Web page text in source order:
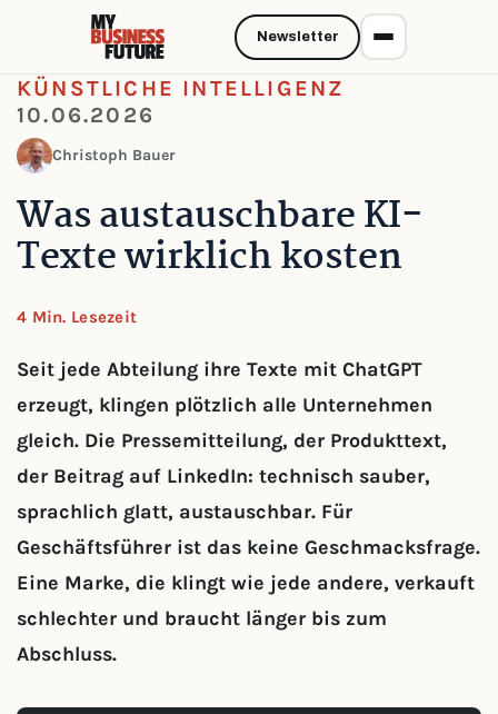
KÜNSTLICHE INTELLIGENZ
10.06.2026
Christoph Bauer
Was austauschbare KI-
Texte wirklich kosten
4 Min. Lesezeit
Seit jede Abteilung ihre Texte mit ChatGPT
erzeugt, klingen plötzlich alle Unternehmen
gleich. Die Pressemitteilung, der Produkttext,
der Beitrag auf LinkedIn: technisch sauber,
sprachlich glatt, austauschbar. Für
Geschäftsführer ist das keine Geschmacksfrage.
Eine Marke, die klingt wie jede andere, verkauft
schlechter und braucht länger bis zum
Abschluss.
Newsletter